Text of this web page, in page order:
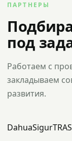
ПАРТНЕРЫ
под
Работаем с
закладываем
развития.
DahuaSigur